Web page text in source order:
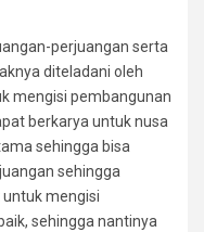
perjuangan serta
diteladani oleh
mengisi pembangunan
berkarya untuk nusa
sehingga bisa
sehingga
mengisi
sehingga nantinya